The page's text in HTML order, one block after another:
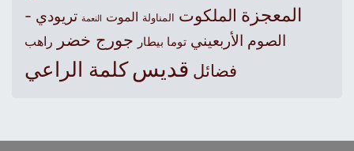
المعجزة الملكوت المناولة الموت النعمة تريودي -
الصوم الأربعيني توما بيطار جورج خضر راهب
فضائل قديس كلمة الراعي